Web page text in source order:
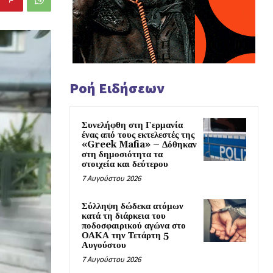
Ροή Ειδήσεων
Συνελήφθη στη Γερμανία
ένας από τους εκτελεστές της
«Greek Mafia» – Δόθηκαν
στη δημοσιότητα τα
στοιχεία και δεύτερου
7 Αυγούστου 2026
Σύλληψη δώδεκα ατόμων
κατά τη διάρκεια του
ποδοσφαιρικού αγώνα στο
ΟΑΚΑ την Τετάρτη 5
Αυγούστου
7 Αυγούστου 2026